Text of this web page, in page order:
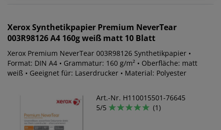
XeroxSynthetikpapier Premium NeverTear
003R98126 A4 160g weiß matt 10 Blatt
Xerox Premium NeverTear 003R98126 Synthetikpapier •
Format: DIN A4 • Grammatur: 160 g/m² • Oberfläche: matt
weiß • Geeignet für: Laserdrucker • Material: Polyester
Art.-Nr. H110015501-76645
5/5
(1)